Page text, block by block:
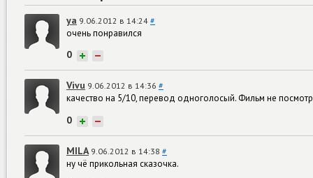
ya 9.06.2012 в 14:24 #
очень понравился
0 + −
Vivu 9.06.2012 в 14:36 #
качество на 5/10, перевод одноголосый. Фильм не
0 + −
MILA 9.06.2012 в 14:38 #
ну чё прикольная сказочка.